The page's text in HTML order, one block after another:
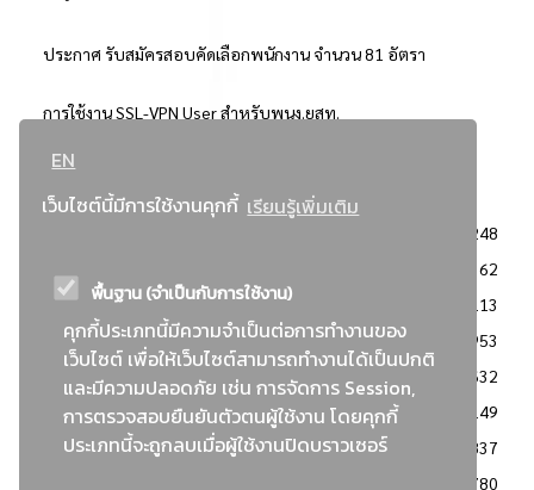
EN
เว็บไซต์นี้มีการใช้งานคุกกี้ เรียนรู้เพิ่มเติม
พื้นฐาน (จำเป็นกับการใช้งาน)
คุกกี้ประเภทนี้มีความจำเป็นต่อการทำงานของ
เว็บไซต์ เพื่อให้เว็บไซต์สามารถทำงานได้เป็นปกติ
และมีความปลอดภัย เช่น การจัดการ Session,
การตรวจสอบยืนยันตัวตนผู้ใช้งาน โดยคุกกี้
ประเภทนี้จะถูกลบเมื่อผู้ใช้งานปิดบราวเซอร์
ประกาศ รับสมัครสอบคัดเลือกพนักงาน จำนวน 81 อัตรา
การใช้งาน SSL-VPN User สำหรับพนง.ยสท.
..ยอดนิยม..
3248
2362
: วิธีเฉพาะเจาะจง
2113
ข่าวสาร/ประกาศ
1953
: เอกสารส่งเสริมความโปร่งใสในการจัดซื้อจัดจ้าง
1632
ข่าวสารจัดซื้อจัดจ้าง
1149
: แผนการจัดซื้อจัดจ้าง
837
780